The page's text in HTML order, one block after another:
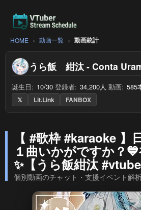
HOME 動画一覧 動画統計
うら飯 紺汰 - Conta
誕生日: 10/30 登録者: 34,200人 動画: 585
𝕏
Lit.Link FANBOX
【 #歌枠 #karaoke 】
１曲いかがですか？
✨【うら飯紺汰
個別動画のチャット・支援イベント解